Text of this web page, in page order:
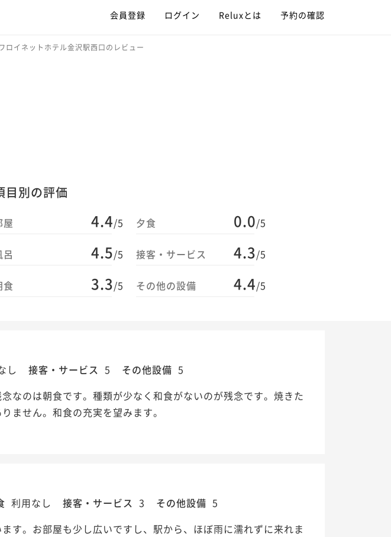
会員登録 ログイン Reluxとは 予約の確認
ロイネットホテル金沢駅西口のレビュー
目別の評価
屋 4.4/5
呂 4.5/5
食 3.3/5
夕食 0.0/5
接客・サービス 4.3/5
その他の設備 4.4/5
し 接客・サービス 5 その他設備 5
なのは朝食です。種類が少なく和食がないのが残念です。焼きた
ません。和食の充実を望みます。
利用なし 接客・サービス 3 その他設備 5
す。お部屋も少し広いですし、駅から、ほぼ雨に濡れずに来れま